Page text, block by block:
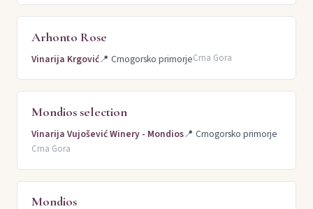
Arhonto Rose
Vinarija Krgović📍 Crnogorsko primorjeCrna Gora
Mondios selection
Vinarija Vujošević Winery - Mondios📍 Crnogorsko primorje
Crna Gora
Mondios